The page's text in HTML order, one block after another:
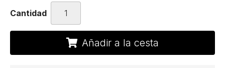
Cantidad
Añadir a la cesta